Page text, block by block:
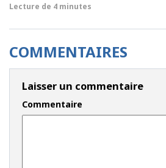
Lecture de 4 minutes
COMMENTAIRES
Laisser un commentaire
Commentaire